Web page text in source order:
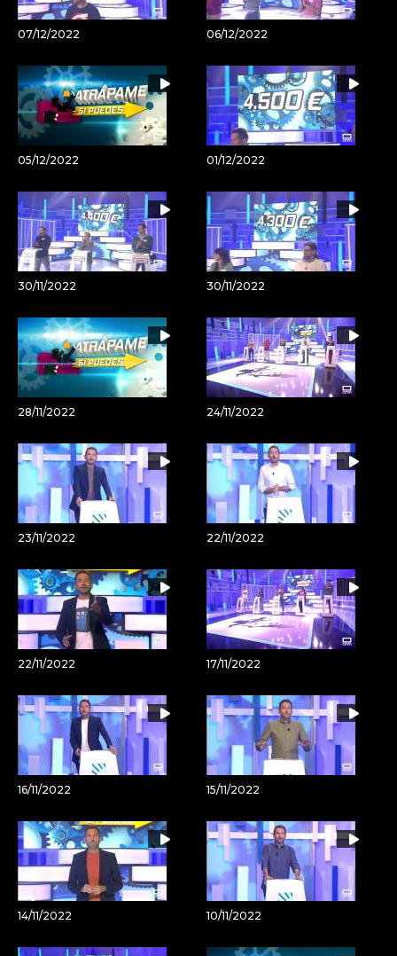
07/12/2022 06/12/2022
05/12/2022 01/12/2022
30/11/2022 30/11/2022
28/11/2022 24/11/2022
23/11/2022 22/11/2022
22/11/2022 17/11/2022
16/11/2022 15/11/2022
14/11/2022 10/11/2022